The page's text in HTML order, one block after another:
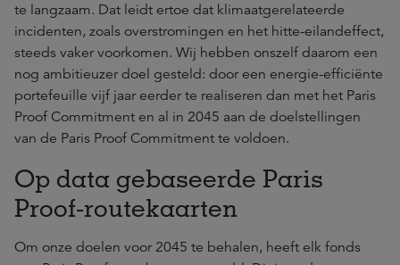
te langzaam. Dat leidt ertoe dat klimaatgerelateerde
incidenten, zoals overstromingen en het hitte-eilandeffect,
steeds vaker voorkomen. Wij hebben onszelf daarom een
nog ambitieuzer doel gesteld: door een energie-efficiënte
portefeuille vijf jaar eerder te realiseren dan met het Paris
Proof Commitment en al in 2045 aan de doelstellingen
van de Paris Proof Commitment te voldoen.
Op data gebaseerde Paris
Proof-routekaarten
Om onze doelen voor 2045 te behalen, heeft elk fonds